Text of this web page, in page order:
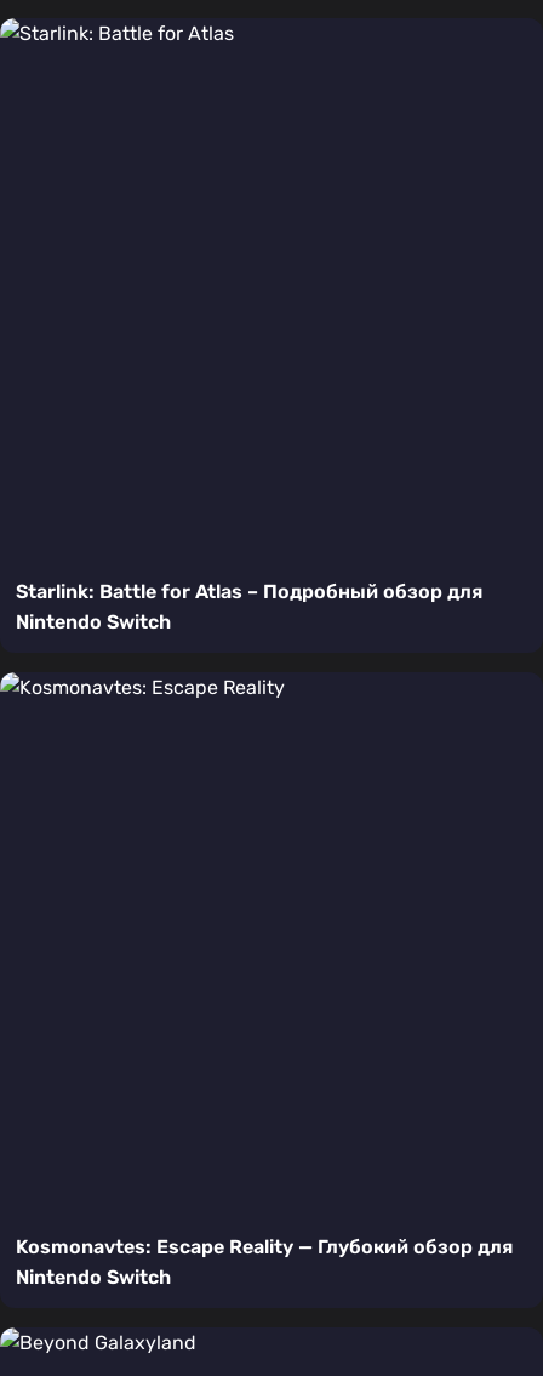
Starlink: Battle for Atlas – Подробный обзор для
Nintendo Switch
Kosmonavtes: Escape Reality — Глубокий обзор для
Nintendo Switch